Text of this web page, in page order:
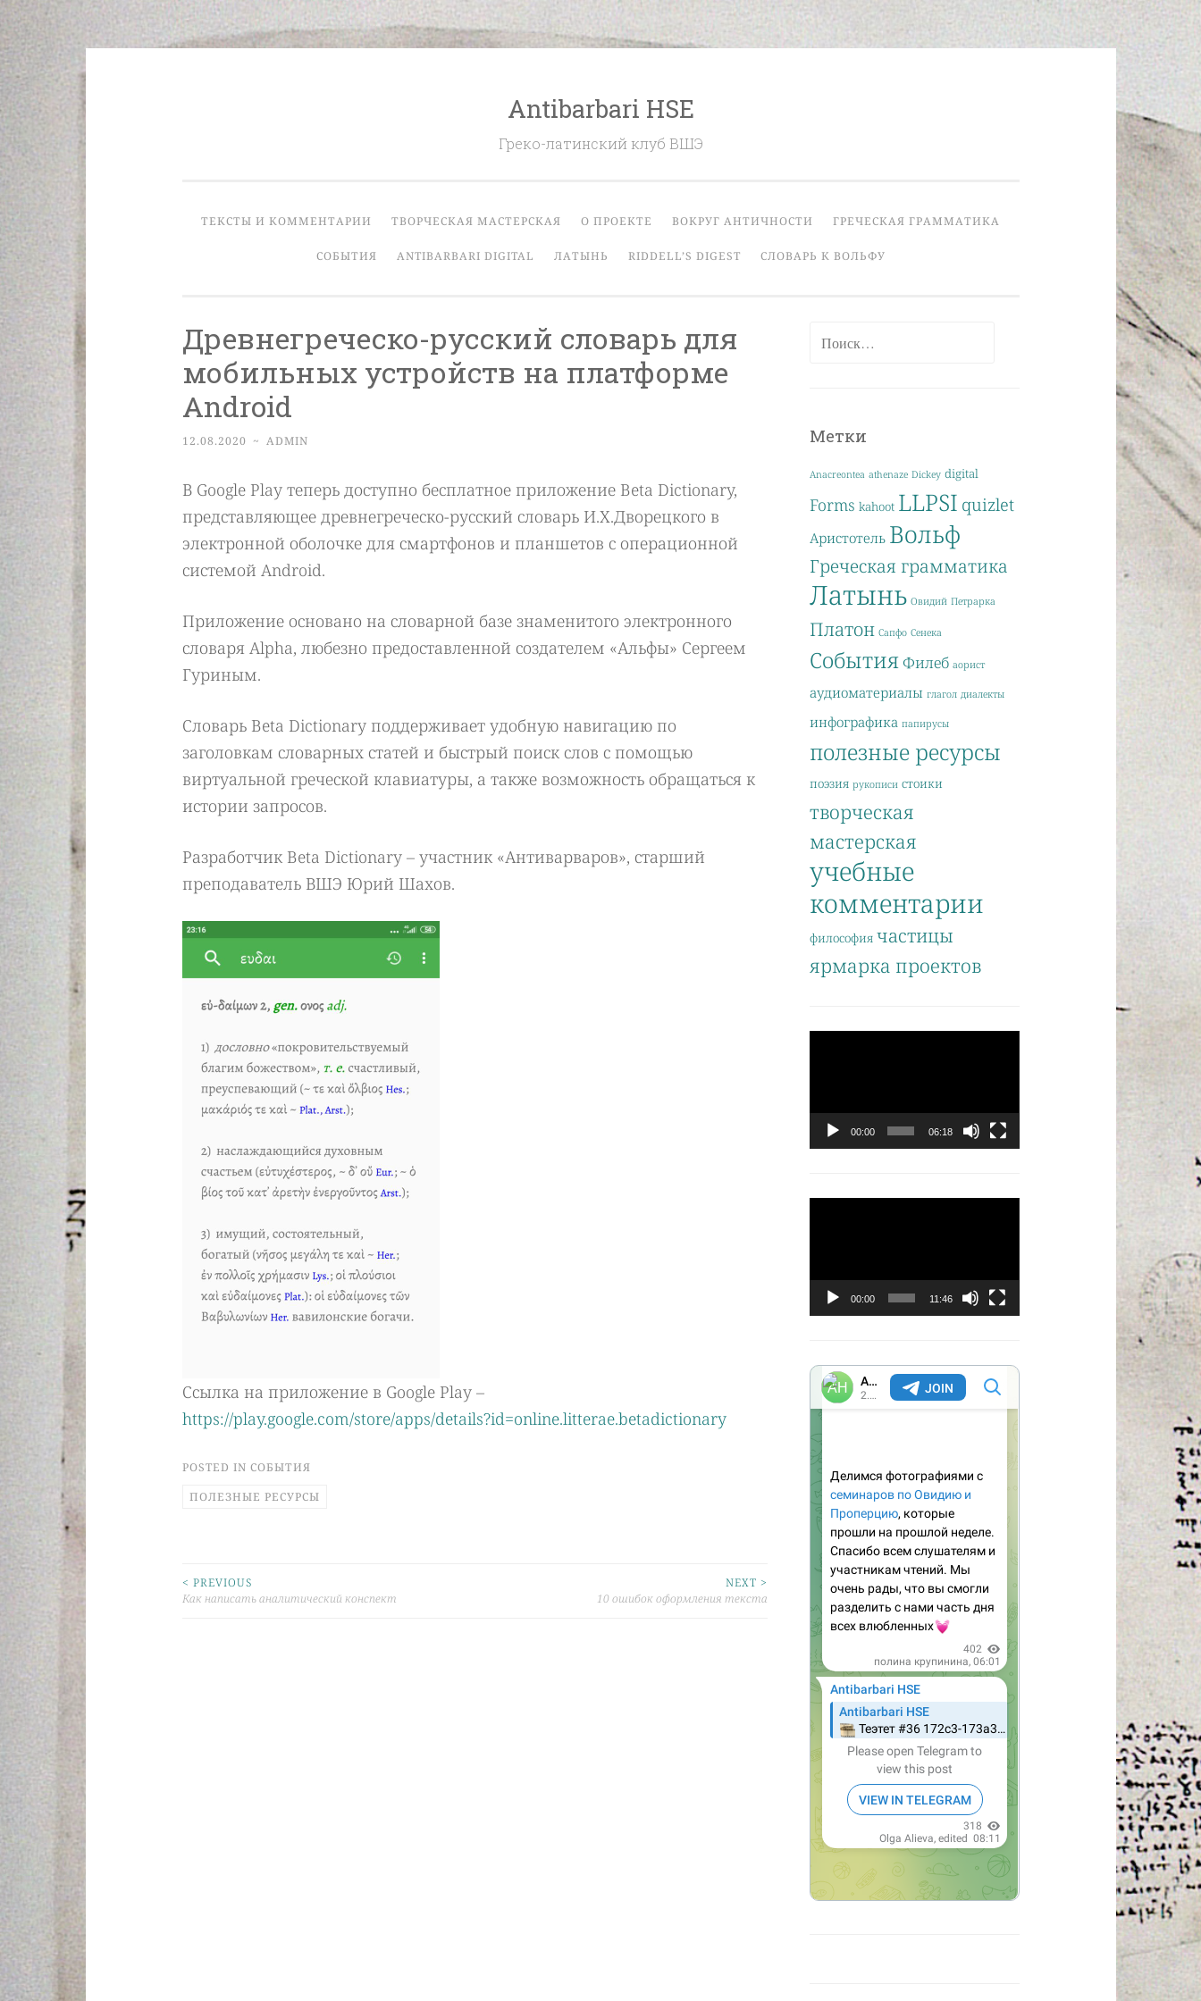
Antibarbari HSE
Греко-латинский клуб ВШЭ
ТЕКСТЫ И КОММЕНТАРИИ ТВОРЧЕСКАЯ МАСТЕРСКАЯ О ПРОЕКТЕ ВОКРУГ АНТИЧНОСТИ ГРЕЧЕСКАЯ ГРАММАТИКА
СОБЫТИЯ ANTIBARBARI DIGITAL ЛАТЫНЬ RIDDELL’S DIGEST СЛОВАРЬ К ВОЛЬФУ
Древнегреческо-русский словарь для
мобильных устройств на платформе
Android
12.08.2020 ~ ADMIN
В Google Play теперь доступно бесплатное приложение Beta Dictionary,
представляющее древнегреческо-русский словарь И.Х.Дворецкого в
электронной оболочке для смартфонов и планшетов с операционной
системой Android.
Приложение основано на словарной базе знаменитого электронного
словаря Alpha, любезно предоставленной создателем «Альфы» Сергеем
Гуриным.
Словарь Beta Dictionary поддерживает удобную навигацию по
заголовкам словарных статей и быстрый поиск слов с помощью
виртуальной греческой клавиатуры, а также возможность обращаться к
истории запросов.
Разработчик Beta Dictionary – участник «Антиварваров», старший
преподаватель ВШЭ Юрий Шахов.
Ссылка на приложение в Google Play –
https://play.google.com/store/apps/details?id=online.litterae.betadictionary
POSTED IN СОБЫТИЯ
ПОЛЕЗНЫЕ РЕСУРСЫ
Post
< PREVIOUS
Как написать аналитический конспект
NEXT >
10 ошибок оформления текста
Найти:
Метки
Anacreontea athenaze Dickey digital
Forms kahoot LLPSI quizlet
Аристотель Вольф
Греческая грамматика
Латынь Овидий Петрарка
Платон Сапфо Сенека
События Филеб аорист
аудиоматериалы глагол диалекты
инфографика папирусы
полезные ресурсы
поэзия рукописи стоики
творческая
мастерская
учебные
комментарии
философия частицы
ярмарка проектов
00:00 06:18
00:00 11:46